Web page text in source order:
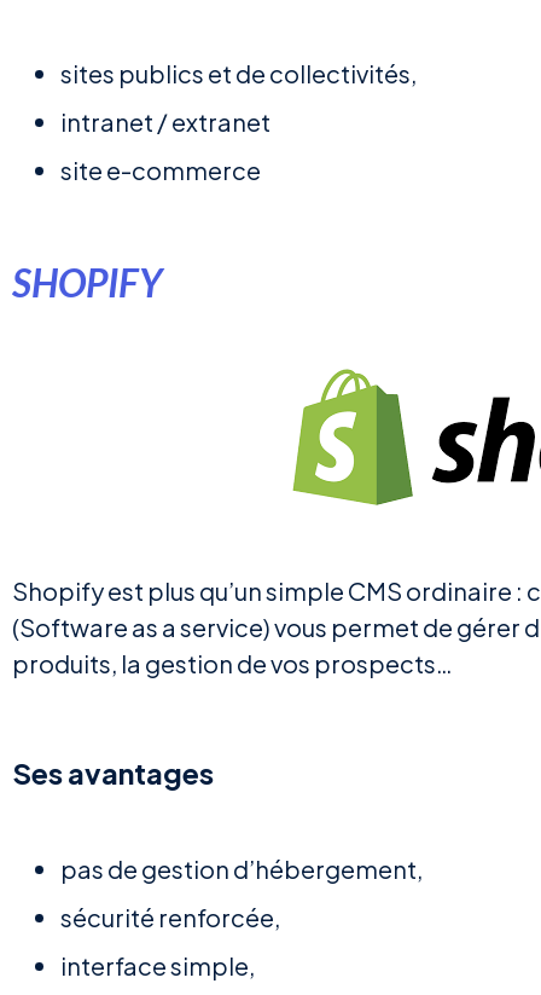
sites publics et de collectivités,
intranet / extranet
site e-commerce
SHOPIFY
Shopify est plus qu’un simple CMS ordinaire
(Software as a service) vous permet de gérer
produits, la gestion de vos prospects…
Ses avantages
pas de gestion d’hébergement,
sécurité renforcée,
interface simple,